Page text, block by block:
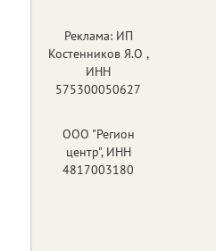
Реклама: ИП
Костенников Я.О ,
ИНН
575300050627
ООО "Регион
центр", ИНН
4817003180